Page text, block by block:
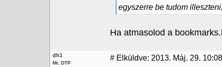
egyszerre be tudom
Ha atmasolod a
dh1
Mr. DTP
# Elküldve: 2013. Máj. 29. 10:08